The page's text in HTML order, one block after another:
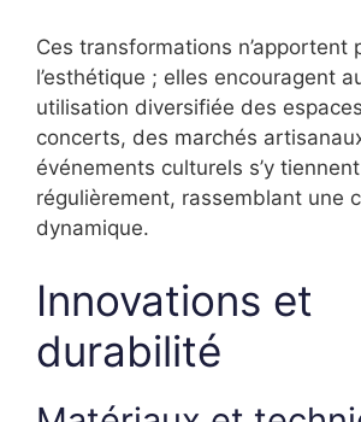
Ces transformations n’apportent
l’esthétique ; elles encouragent
utilisation diversifiée des
concerts, des marchés
événements culturels s’y tiennent
régulièrement, rassemblant une
dynamique.
Innovations et
durabilité